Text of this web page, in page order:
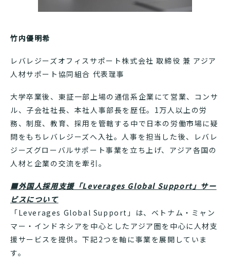
竹内優明希
レバレジーズオフィスサポート株式会社 取締役 兼 アジア
人材サポート協同組合 代表理事
大学卒業後、東証一部上場の通信系企業にて営業、コンサ
ル、子会社社長、本社人事部長を歴任。1万人以上の労
務、制度、教育、採用を管轄する中で日本の労働市場に疑
問をもちレバレジーズへ入社。人事を担当した後、レバレ
ジーズグローバルサポート事業を立ち上げ、アジア各国の
人材と企業の交流を牽引。
■外国人採用支援「Leverages Global Support」サー
ビスについて
「Leverages Global Support」は、ベトナム・ミャン
マー・インドネシアを中心としたアジア圏を中心に人材支
援サービスを提供。下記2つを軸に事業を展開していま
す。